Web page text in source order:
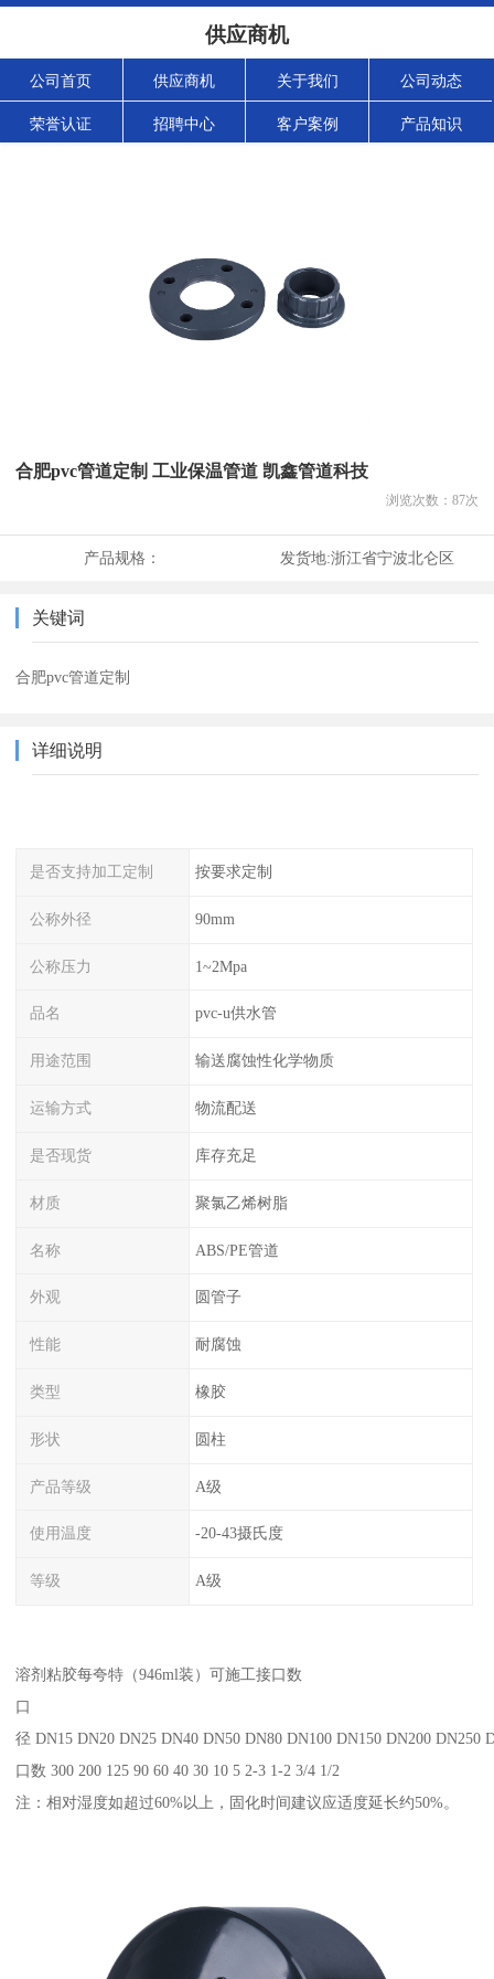
供应商机
公司首页 供应商机 关于我们 公司动态
荣誉认证 招聘中心 客户案例 产品知识
合肥pvc管道定制 工业保温管道 凯鑫管道科技
浏览次数： 87次
产品规格： 发货地:浙江省宁波北仑区
关键词
合肥pvc管道定制
详细说明
是否支持加工定制 按要求定制
公称外径 90mm
公称压力 1~2Mpa
品名 pvc-u供水管
用途范围 输送腐蚀性化学物质
运输方式 物流配送
是否现货 库存充足
材质 聚氯乙烯树脂
名称 ABS/PE管道
外观 圆管子
性能 耐腐蚀
类型 橡胶
形状 圆柱
产品等级 A级
使用温度 -20-43摄氏度
等级 A级
溶剂粘胶每夸特（946ml装）可施工接口数
口
径 DN15 DN20 DN25 DN40 DN50 DN80 DN100 DN150 DN200 DN250
口数 300 200 125 90 60 40 30 10 5 2-3 1-2 3/4 1/2
注：相对湿度如超过60%以上，固化时间建议应适度延长约50%。